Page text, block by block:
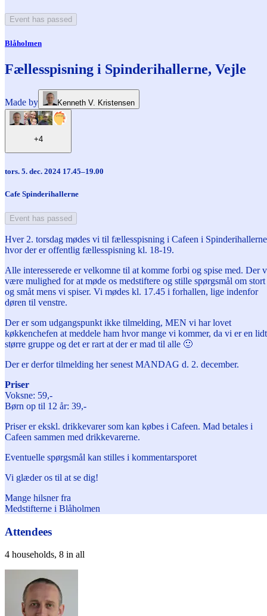
Event has passed
Blåholmen
Fællesspisning i Spinderihallerne, Vejle
Made by Kenneth V. Kristensen
+4
tors. 5. dec. 2024 17.45–19.00
Cafe Spinderihallerne
Event has passed
Hver 2. torsdag mødes vi til fællesspisning i Cafeen i Spinderihallerne
hvor der er offentlig fællesspisning kl. 18-19.
Alle interesserede er velkomne til at komme forbi og spise med. Der
være mulighed for at møde os medstiftere og stille spørgsmål om stort
og småt mens vi spiser. Vi mødes kl. 17.45 i forhallen, lige indenfor
døren til venstre.
Der er som udgangspunkt ikke tilmelding, MEN vi har lovet
køkkenchefen at meddele ham hvor mange vi kommer, da vi er en lidt
større gruppe og det er rart at der er mad til alle 🙂
Der er derfor tilmelding her senest MANDAG d. 2. december.
Priser
Voksne: 59,-
Børn op til 12 år: 39,-
Priser er ekskl. drikkevarer som kan købes i Cafeen. Mad betales i
Cafeen sammen med drikkevarerne.
Eventuelle spørgsmål kan stilles i kommentarsporet
Vi glæder os til at se dig!
Mange hilsner fra
Medstifterne i Blåholmen
Attendees
4 households, 8 in all